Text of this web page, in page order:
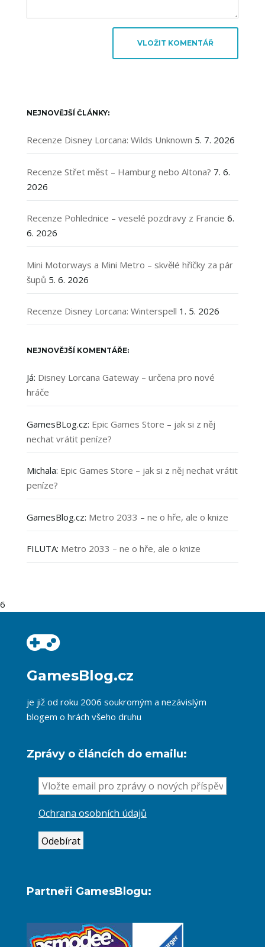
NEJNOVĚJŠÍ ČLÁNKY:
Recenze Disney Lorcana: Wilds Unknown 5. 7. 2026
Recenze Střet měst – Hamburg nebo Altona? 7. 6.
2026
Recenze Pohlednice – veselé pozdravy z Francie 6.
6. 2026
Mini Motorways a Mini Metro – skvělé hříčky za pár
šupů 5. 6. 2026
Recenze Disney Lorcana: Winterspell 1. 5. 2026
NEJNOVĚJŠÍ KOMENTÁŘE:
Já: Disney Lorcana Gateway – určena pro nové
hráče
GamesBLog.cz: Epic Games Store – jak si z něj
nechat vrátit peníze?
Michala: Epic Games Store – jak si z něj nechat vrátit
peníze?
GamesBlog.cz: Metro 2033 – ne o hře, ale o knize
FILUTA: Metro 2033 – ne o hře, ale o knize
6
GamesBlog.cz
je již od roku 2006 soukromým a nezávislým
blogem o hrách všeho druhu
Zprávy o článcích do emailu:
Ochrana osobních údajů
Partneři GamesBlogu: